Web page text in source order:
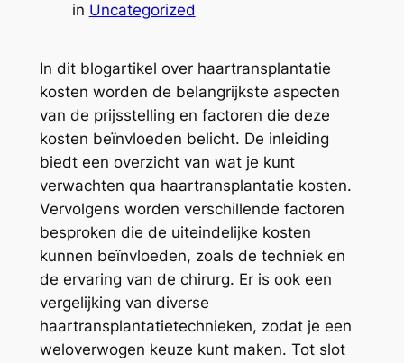
in Uncategorized
In dit blogartikel over haartransplantatie
kosten worden de belangrijkste aspecten
van de prijsstelling en factoren die deze
kosten beïnvloeden belicht. De inleiding
biedt een overzicht van wat je kunt
verwachten qua haartransplantatie kosten.
Vervolgens worden verschillende factoren
besproken die de uiteindelijke kosten
kunnen beïnvloeden, zoals de techniek en
de ervaring van de chirurg. Er is ook een
vergelijking van diverse
haartransplantatietechnieken, zodat je een
weloverwogen keuze kunt maken. Tot slot